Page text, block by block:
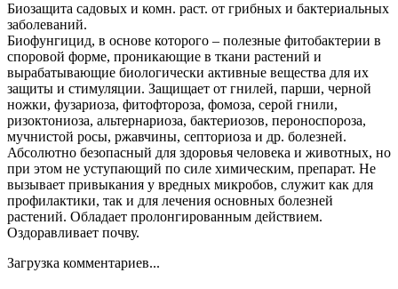
Биозащита садовых и комн. раст. от грибных и бактериальных
заболеваний.
Биофунгицид, в основе которого – полезные фитобактерии в
споровой форме, проникающие в ткани растений и
вырабатывающие биологически активные вещества для их
защиты и стимуляции. Защищает от гнилей, парши, черной
ножки, фузариоза, фитофтороза, фомоза, серой гнили,
ризоктониоза, альтернариоза, бактериозов, пероноспороза,
мучнистой росы, ржавчины, септориоза и др. болезней.
Абсолютно безопасный для здоровья человека и животных, но
при этом не уступающий по силе химическим, препарат. Не
вызывает привыкания у вредных микробов, служит как для
профилактики, так и для лечения основных болезней
растений. Обладает пролонгированным действием.
Оздоравливает почву.
Загрузка комментариев...